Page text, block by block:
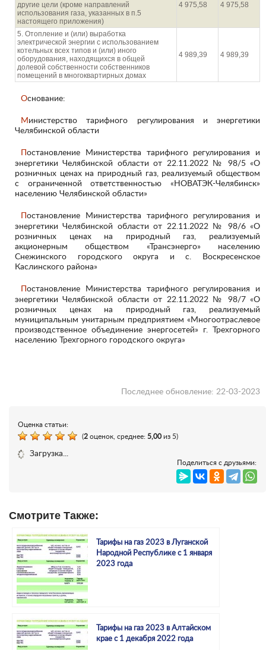
другие цели (кроме направлений
использования газа, указанных в п.5
настоящего приложения)
4 975,58 4 975,58
5. Отопление и (или) выработка
электрической энергии с использованием
котельных всех типов и (или) иного
оборудования, находящихся в общей
долевой собственности собственников
помещений в многоквартирных домах
4 989,39 4 989,39
Основание:
Министерство тарифного регулирования и энергетики
Челябинской области
энергетики Челябинской области от 22.11.2022 № 98/5 «О
розничных ценах на природный газ, реализуемый обществом
с ограниченной ответственностью «НОВАТЭК-Челябинск»
населению Челябинской области»
энергетики Челябинской области от 22.11.2022 № 98/6 «О
розничных ценах на природный газ, реализуемый
акционерным обществом «Трансэнерго» населению
Снежинского городского округа и с. Воскресенское
Каслинского района»
энергетики Челябинской области от 22.11.2022 № 98/7 «О
розничных ценах на природный газ, реализуемый
муниципальным унитарным предприятием «Многоотраслевое
производственное объединение энергосетей» г. Трехгорного
населению Трехгорного городского округа»
Последнее обновление: 22-03-2023
Оценка статьи:
(2 оценок, среднее: 5,00 из 5)
Загрузка...
Поделиться с друзьями:
Смотрите Также:
Тарифы на газ 2023 в Луганской
Народной Республике с 1 января
2023 года
Тарифы на газ 2023 в Алтайском
крае с 1 декабря 2022 года